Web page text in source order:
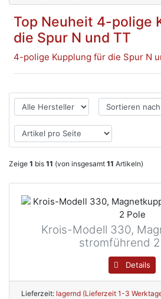
Top Neuheit 4-polige
die Spur N und TT
4-polige Kupplung für die Spur N
Zeige 1 bis 11 (von insgesamt 11 Artikeln)
Krois-Modell 330,
stromführend 2
Details
Lieferzeit: lagernd (Lieferzeit 1-3